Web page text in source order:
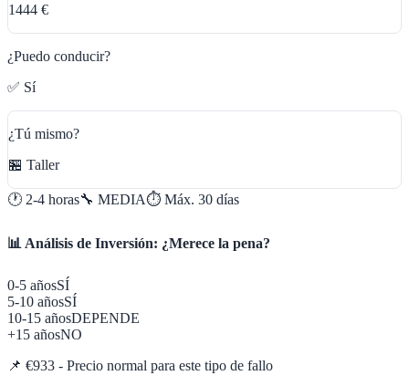
1444 €
¿Puedo conducir?
✅ Sí
¿Tú mismo?
🏪 Taller
🕐 2-4 horas🔧 MEDIA⏱️ Máx. 30 días
📊 Análisis de Inversión: ¿Merece la pena?
0-5 añosSÍ
5-10 añosSÍ
10-15 añosDEPENDE
+15 añosNO
📌 €933 - Precio normal para este tipo de fallo